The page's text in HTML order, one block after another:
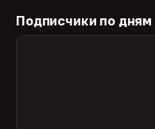
Подписчики по дням